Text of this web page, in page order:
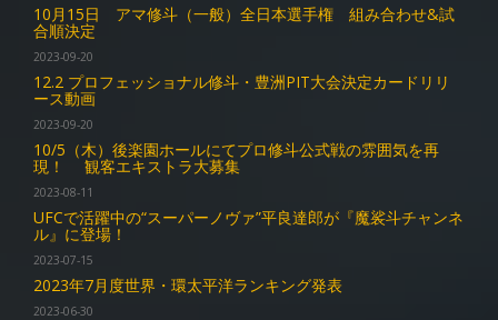
10月15日 アマ修斗（一般）全日本選手権 組み合わせ&試
合順決定
2023-09-20
12.2 プロフェッショナル修斗・豊洲PIT大会決定カードリリ
ース動画
2023-09-20
10/5（木）後楽園ホールにてプロ修斗公式戦の雰囲気を再
現！ 観客エキストラ大募集
2023-08-11
UFCで活躍中の“スーパーノヴァ”平良達郎が『魔裟斗チャンネ
ル』に登場！
2023-07-15
2023年7月度世界・環太平洋ランキング発表
2023-06-30